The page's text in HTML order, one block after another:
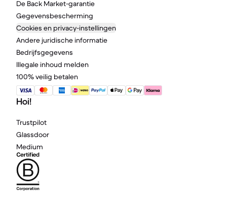
De Back Market-garantie
Gegevensbescherming
Cookies en privacy-instellingen
Andere juridische informatie
Bedrijfsgegevens
Illegale inhoud melden
100% veilig betalen
Hoi!
Trustpilot
Glassdoor
Medium